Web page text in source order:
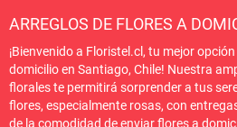
ARREGLOS DE FLORES A
¡Bienvenido a Floristel.cl, tu mejor
domicilio en Santiago, Chile! Nuestra
florales te permitirá sorprender a tus
flores, especialmente rosas, con
de la comodidad de enviar flores a